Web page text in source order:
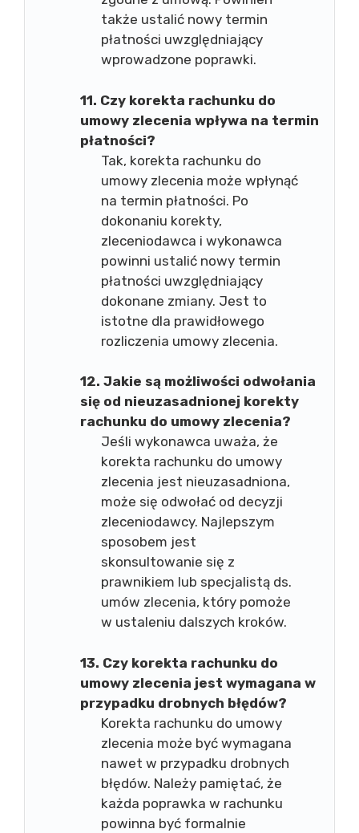
także ustalić nowy termin
płatności uwzględniający
wprowadzone poprawki.
11. Czy korekta rachunku do
umowy zlecenia wpływa na termin
płatności?
Tak, korekta rachunku do
umowy zlecenia może wpłynąć
na termin płatności. Po
dokonaniu korekty,
zleceniodawca i wykonawca
powinni ustalić nowy termin
płatności uwzględniający
dokonane zmiany. Jest to
istotne dla prawidłowego
rozliczenia umowy zlecenia.
12. Jakie są możliwości odwołania
się od nieuzasadnionej korekty
rachunku do umowy zlecenia?
Jeśli wykonawca uważa, że
korekta rachunku do umowy
zlecenia jest nieuzasadniona,
może się odwołać od decyzji
zleceniodawcy. Najlepszym
sposobem jest
skonsultowanie się z
prawnikiem lub specjalistą ds.
umów zlecenia, który pomoże
w ustaleniu dalszych kroków.
13. Czy korekta rachunku do
umowy zlecenia jest wymagana w
przypadku drobnych błędów?
Korekta rachunku do umowy
zlecenia może być wymagana
nawet w przypadku drobnych
błędów. Należy pamiętać, że
każda poprawka w rachunku
powinna być formalnie